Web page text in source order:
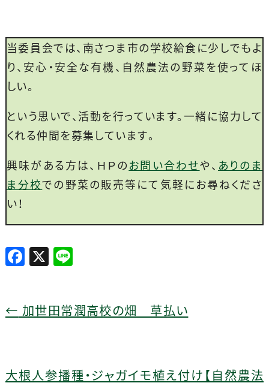
当委員会では、南さつま市の学校給食に少しでもよ
り、安心・安全な有機、自然農法の野菜を使ってほ
しい。
という思いで、活動を行っています。一緒に協力して
くれる仲間を募集しています。
興味がある方は、ＨＰのお問い合わせや、 ありのま
ま分校での野菜の販売等にて気軽にお尋ねくださ
い！
F
a
e
o
X Li
← 加世田常潤高校の畑 草払い
大根人参播種・ジャガイモ植え付け【自然農法